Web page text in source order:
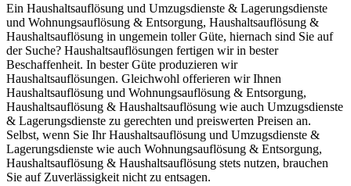
Ein Haushaltsauflösung und Umzugsdienste & Lagerungsdienste
und Wohnungsauflösung & Entsorgung, Haushaltsauflösung &
Haushaltsauflösung in ungemein toller Güte, hiernach sind Sie auf
der Suche? Haushaltsauflösungen fertigen wir in bester
Beschaffenheit. In bester Güte produzieren wir
Haushaltsauflösungen. Gleichwohl offerieren wir Ihnen
Haushaltsauflösung und Wohnungsauflösung & Entsorgung,
Haushaltsauflösung & Haushaltsauflösung wie auch Umzugsdienste
& Lagerungsdienste zu gerechten und preiswerten Preisen an.
Selbst, wenn Sie Ihr Haushaltsauflösung und Umzugsdienste &
Lagerungsdienste wie auch Wohnungsauflösung & Entsorgung,
Haushaltsauflösung & Haushaltsauflösung stets nutzen, brauchen
Sie auf Zuverlässigkeit nicht zu entsagen.